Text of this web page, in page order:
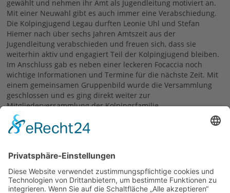
gewählt und nehmen ihr Amt als Jugendleitung motiviert an.
Mit einer Neuwahl gibt es auch immer eine Verabschiedung.
Die Kolpingjugend Legau durften Leonie Uhl und Stefan
Hiemer nach über sechs Jahren Amtszeit aus der
Jugendleitung verabschieden und freuen sich, dass sie
weiterhin aktiv und engagiert Teil der Kolpingjugend bleiben.
Im Anschluss gab es neben einer leckeren Focaccia noch
wichtige Informationen und Termine für die nächste Zeit. Mit
einem gemeinsamen Gruppenbild wurde die Versammlung
geschlossen und es ging direkt weiter zur
Mitgliederversammlung der Kolpingsfamilie.
Kolpingjugend Legau
zurück